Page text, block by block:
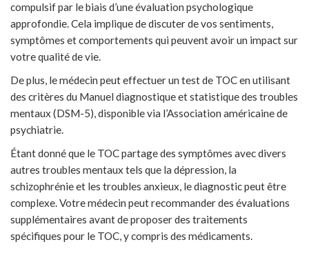
compulsif par le biais d’une évaluation psychologique
approfondie. Cela implique de discuter de vos sentiments,
symptômes et comportements qui peuvent avoir un impact sur
votre qualité de vie.
De plus, le médecin peut effectuer un test de TOC en utilisant
des critères du Manuel diagnostique et statistique des troubles
mentaux (DSM-5), disponible via l’Association américaine de
psychiatrie.
Étant donné que le TOC partage des symptômes avec divers
autres troubles mentaux tels que la dépression, la
schizophrénie et les troubles anxieux, le diagnostic peut être
complexe. Votre médecin peut recommander des évaluations
supplémentaires avant de proposer des traitements
spécifiques pour le TOC, y compris des médicaments.